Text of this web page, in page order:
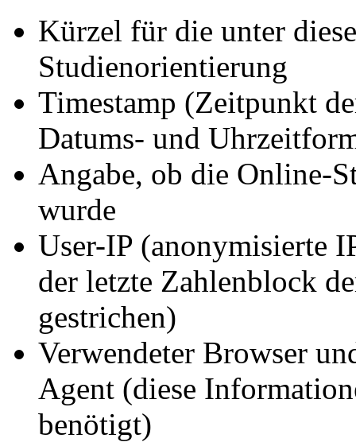
Kürzel für die unter
Studienorientierung
Timestamp (Zeitpunkt
Datums- und
Angabe, ob die Online-
wurde
User-IP (anonymisierte
der letzte Zahlenblock
gestrichen)
Verwendeter Browser
Agent (diese
benötigt)